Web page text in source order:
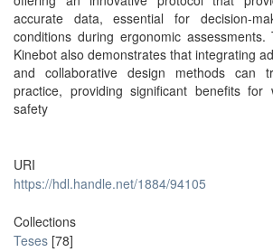
accurate data, essential for decision-
conditions during ergonomic
Kinebot also demonstrates that integrating
and collaborative design methods can
practice, providing significant benefits for
safety
URI
https://hdl.handle.net/1884/94105
Collections
Teses [78]